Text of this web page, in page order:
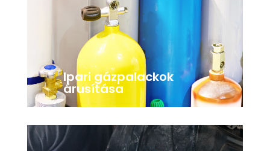
Ipari gázpalackok
árusítása